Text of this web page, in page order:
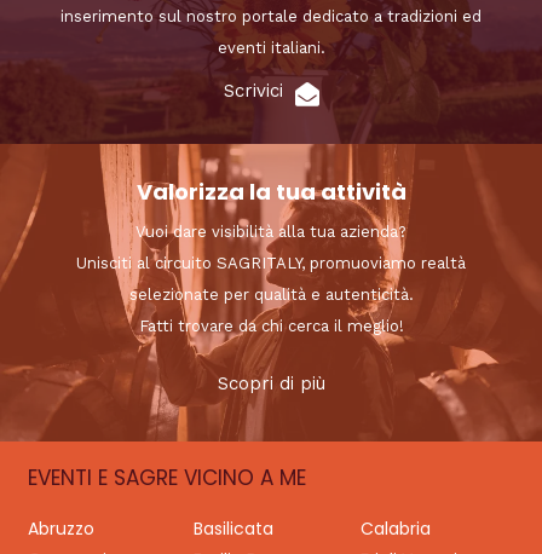
inserimento sul nostro portale dedicato a tradizioni ed
eventi italiani.
Scrivici
Valorizza la tua attività
Vuoi dare visibilità alla tua azienda?
Unisciti al circuito SAGRITALY, promuoviamo realtà
selezionate per qualità e autenticità.
Fatti trovare da chi cerca il meglio!
Scopri di più
EVENTI E SAGRE VICINO A ME
Abruzzo Basilicata
Calabria